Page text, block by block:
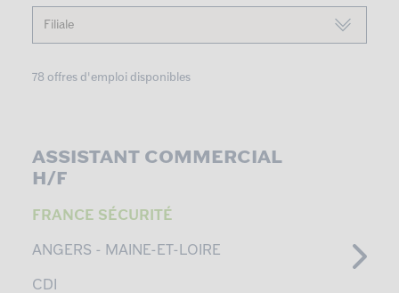
78 offres d'emploi disponibles
ASSISTANT COMMERCIAL
H/F
FRANCE SÉCURITÉ
ANGERS - MAINE-ET-LOIRE
CDI